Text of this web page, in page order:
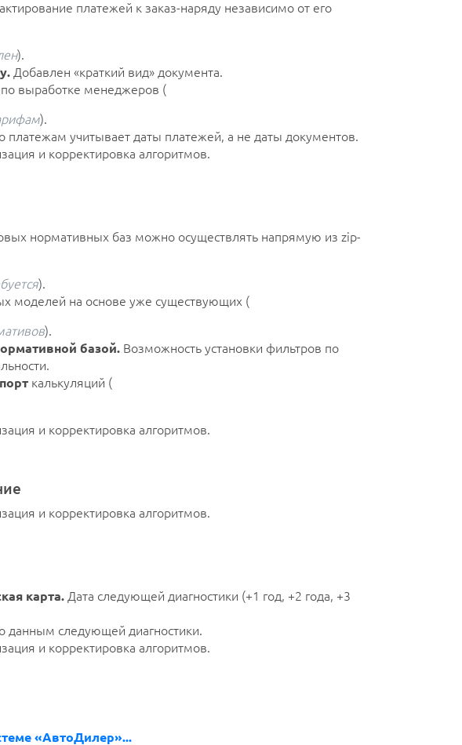
платежей к заказ-наряду независимо от его
).
Добавлен «краткий вид» документа.
выработке менеджеров (
).
платежам учитывает даты платежей, а не даты документов.
и корректировка алгоритмов.
нормативных баз можно осуществлять напрямую из zip-
).
моделей на основе уже существующих (
).
базой. Возможность установки фильтров по
калькуляций (
и корректировка алгоритмов.
и корректировка алгоритмов.
карта. Дата следующей диагностики (+1 год, +2 года, +3
данным следующей диагностики.
и корректировка алгоритмов.
«АвтоДилер»...